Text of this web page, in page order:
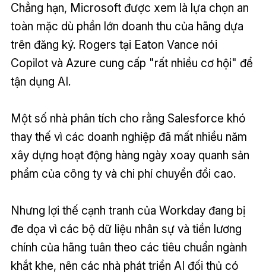
Chẳng hạn, Microsoft được xem là lựa chọn an
toàn mặc dù phần lớn doanh thu của hãng dựa
trên đăng ký. Rogers tại Eaton Vance nói
Copilot và Azure cung cấp "rất nhiều cơ hội" để
tận dụng AI.
Một số nhà phân tích cho rằng Salesforce khó
thay thế vì các doanh nghiệp đã mất nhiều năm
xây dựng hoạt động hàng ngày xoay quanh sản
phẩm của công ty và chi phí chuyển đổi cao.
Nhưng lợi thế cạnh tranh của Workday đang bị
đe dọa vì các bộ dữ liệu nhân sự và tiền lương
chính của hãng tuân theo các tiêu chuẩn ngành
khắt khe, nên các nhà phát triển AI đối thủ có